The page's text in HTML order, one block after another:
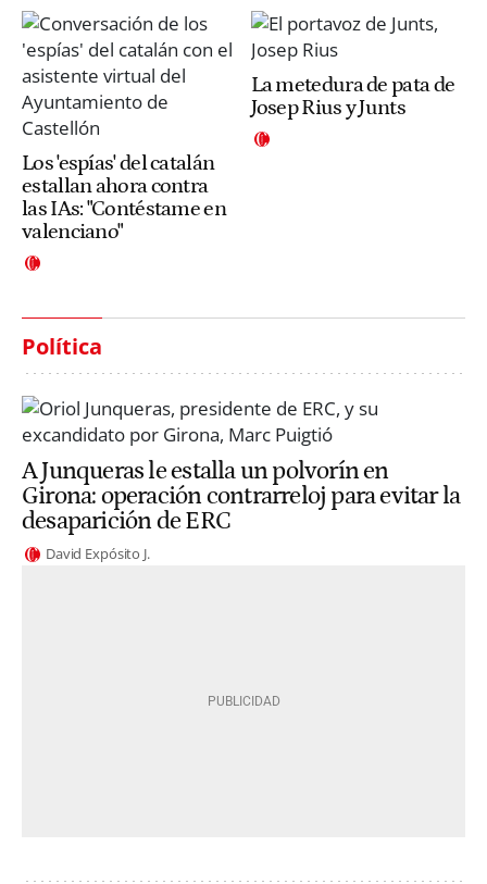
Los 'espías' del catalán
estallan ahora contra
las IAs: "Contéstame en
valenciano"
La metedura de pata de
Josep Rius y Junts
Política
A Junqueras le estalla un polvorín en
Girona: operación contrarreloj para evitar la
desaparición de ERC
David Expósito J.